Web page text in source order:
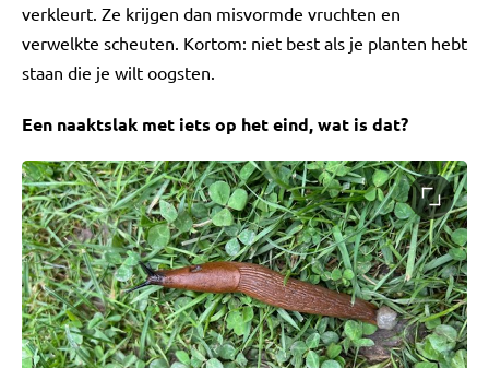
verkleurt. Ze krijgen dan misvormde vruchten en
verwelkte scheuten. Kortom: niet best als je planten hebt
staan die je wilt oogsten.
Een naaktslak met iets op het eind, wat is dat?